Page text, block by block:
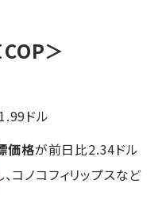
＞
ドル
価格が前日比2.34ドル
、コノコフィリップスなど